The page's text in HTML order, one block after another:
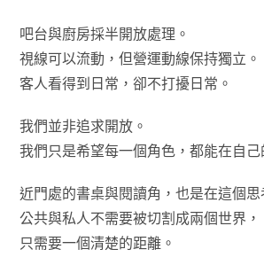
吧台與廚房採半開放處理。
視線可以流動，但營運動線保持獨立。
客人看得到日常，卻不打擾日常。
我們並非追求開放。
我們只是希望每一個角色，都能在自己
近門處的書桌與閱讀角，也是在這個思
公共與私人不需要被切割成兩個世界，
只需要一個清楚的距離。